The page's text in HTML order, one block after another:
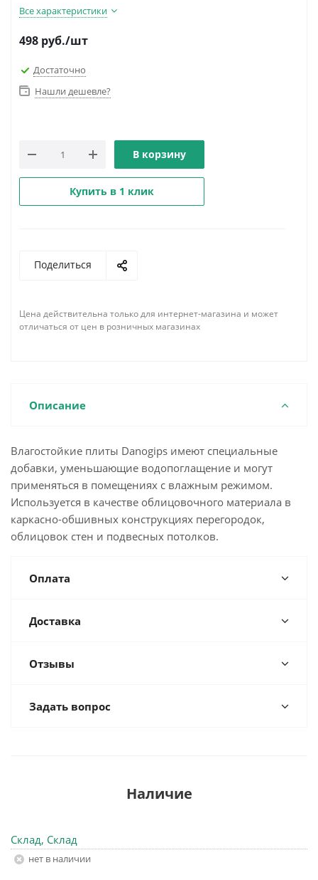
Все характеристики
498 руб./шт
Достаточно
Нашли дешевле?
В корзину
Купить в 1 клик
Поделиться
Цена действительна только для интернет-магазина и может
отличаться от цен в розничных магазинах
Описание
Влагостойкие плиты Danogips имеют специальные
добавки, уменьшающие водопоглащение и могут
применяться в помещениях с влажным режимом.
Используется в качестве облицовочного материала в
каркасно-обшивных конструкциях перегородок,
облицовок стен и подвесных потолков.
Оплата
Доставка
Отзывы
Задать вопрос
Наличие
Склад, Склад
Нет в наличии